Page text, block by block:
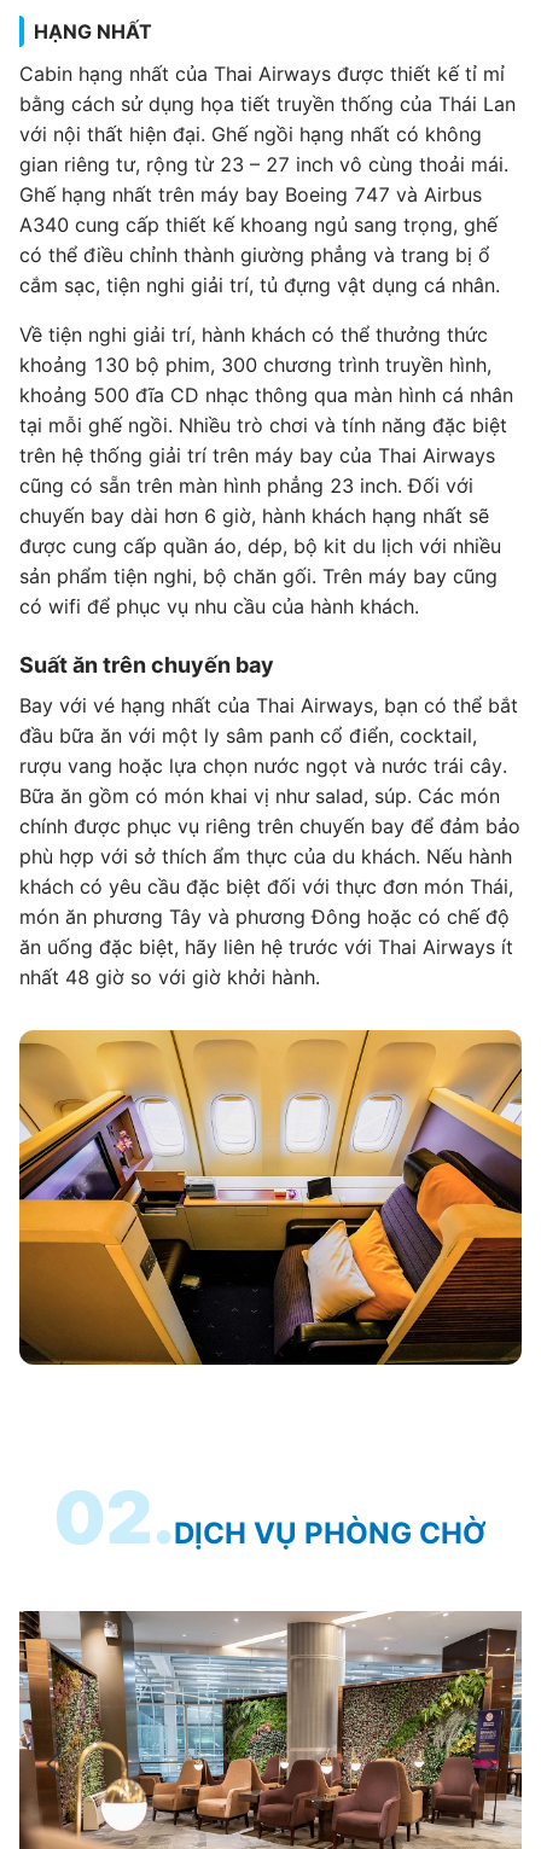
HẠNG NHẤT
Cabin hạng nhất của Thai Airways được thiết kế tỉ mỉ
bằng cách sử dụng họa tiết truyền thống của Thái Lan
với nội thất hiện đại. Ghế ngồi hạng nhất có không
gian riêng tư, rộng từ 23 – 27 inch vô cùng thoải mái.
Ghế hạng nhất trên máy bay Boeing 747 và Airbus
A340 cung cấp thiết kế khoang ngủ sang trọng, ghế
có thể điều chỉnh thành giường phẳng và trang bị ổ
cắm sạc, tiện nghi giải trí, tủ đựng vật dụng cá nhân.
Về tiện nghi giải trí, hành khách có thể thưởng thức
khoảng 130 bộ phim, 300 chương trình truyền hình,
khoảng 500 đĩa CD nhạc thông qua màn hình cá nhân
tại mỗi ghế ngồi. Nhiều trò chơi và tính năng đặc biệt
trên hệ thống giải trí trên máy bay của Thai Airways
cũng có sẵn trên màn hình phẳng 23 inch. Đối với
chuyến bay dài hơn 6 giờ, hành khách hạng nhất sẽ
được cung cấp quần áo, dép, bộ kit du lịch với nhiều
sản phẩm tiện nghi, bộ chăn gối. Trên máy bay cũng
có wifi để phục vụ nhu cầu của hành khách.
Suất ăn trên chuyến bay
Bay với vé hạng nhất của Thai Airways, bạn có thể bắt
đầu bữa ăn với một ly sâm panh cổ điển, cocktail,
rượu vang hoặc lựa chọn nước ngọt và nước trái cây.
Bữa ăn gồm có món khai vị như salad, súp. Các món
chính được phục vụ riêng trên chuyến bay để đảm bảo
phù hợp với sở thích ẩm thực của du khách. Nếu hành
khách có yêu cầu đặc biệt đối với thực đơn món Thái,
món ăn phương Tây và phương Đông hoặc có chế độ
ăn uống đặc biệt, hãy liên hệ trước với Thai Airways ít
nhất 48 giờ so với giờ khởi hành.
02.DỊCH VỤ PHÒNG CHỜ